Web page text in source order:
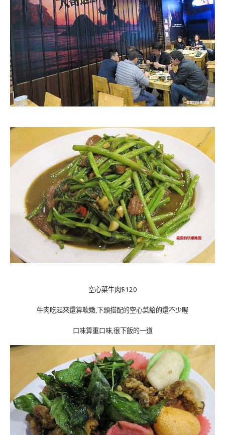
空心菜牛肉$120
牛肉吃起來還算軟嫩,下頭搭配的空心菜給的還不少喔
口味算重口味,很下飯的一道